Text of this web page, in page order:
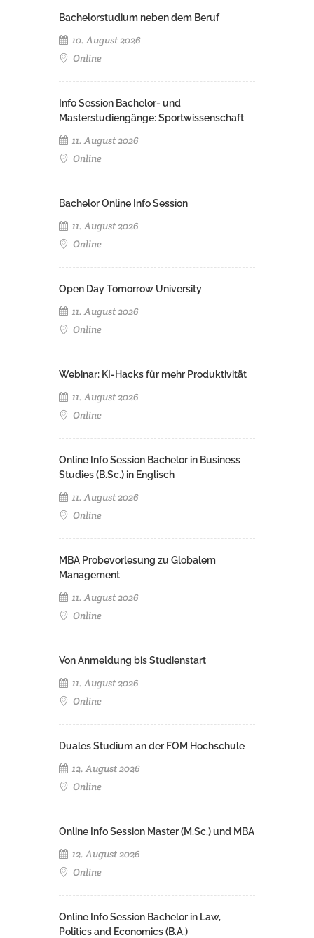
Bachelorstudium neben dem Beruf
10. August 2026
Online
Info Session Bachelor- und
Masterstudiengänge: Sportwissenschaft
11. August 2026
Online
Bachelor Online Info Session
11. August 2026
Online
Open Day Tomorrow University
11. August 2026
Online
Webinar: KI-Hacks für mehr Produktivität
11. August 2026
Online
Online Info Session Bachelor in Business
Studies (B.Sc.) in Englisch
11. August 2026
Online
MBA Probevorlesung zu Globalem
Management
11. August 2026
Online
Von Anmeldung bis Studienstart
11. August 2026
Online
Duales Studium an der FOM Hochschule
12. August 2026
Online
Online Info Session Master (M.Sc.) und MBA
12. August 2026
Online
Online Info Session Bachelor in Law,
Politics and Economics (B.A.)